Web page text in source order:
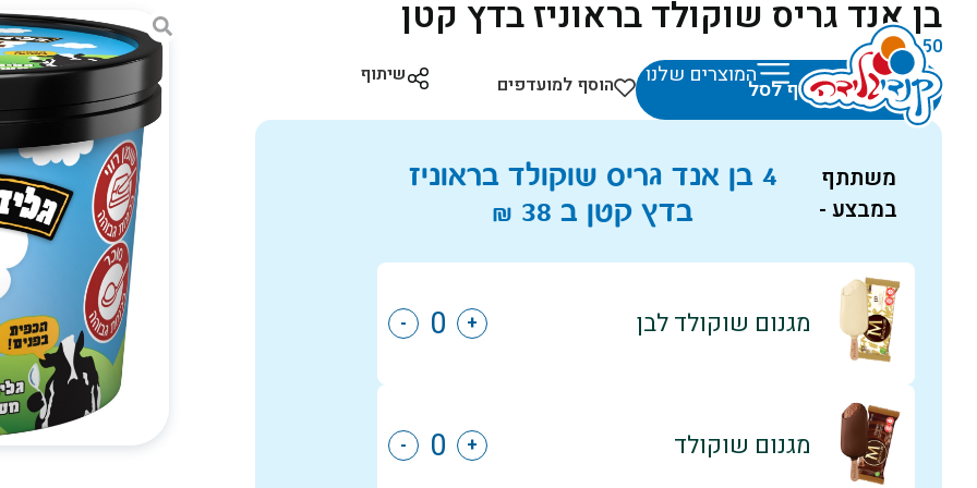
המוצרים שלנו
בן אנד גריס שוקולד בראוניז בדץ קטן
₪11.50
הוסף לסל הוסף למועדפים שיתוף
משתתף
במבצע -
4 בן אנד גריס שוקולד בראוניז
בדץ קטן ב
₪ 38
מגנום שוקולד לבן +
-
מגנום שוקולד +
-